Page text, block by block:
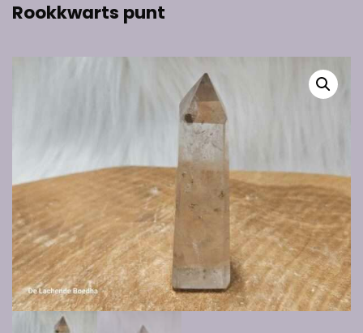
Rookkwarts punt